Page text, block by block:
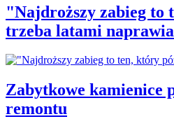
"Najdroższy zabieg to
trzeba latami
Zabytkowe kamienice
remontu